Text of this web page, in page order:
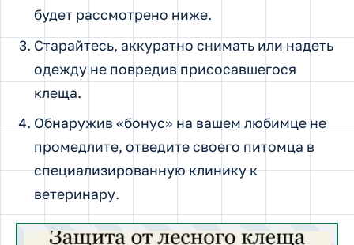
будет рассмотрено ниже.
Старайтесь, аккуратно снимать или надеть
одежду не повредив присосавшегося
клеща.
Обнаружив «бонус» на вашем любимце не
промедлите, отведите своего питомца в
специализированную клинику к
ветеринару.